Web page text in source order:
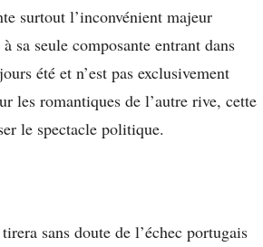
surtout l’inconvénient majeur
sa seule composante entrant dans
été et n’est pas exclusivement
les romantiques de l’autre rive, cette
le spectacle politique.
sans doute de l’échec portugais